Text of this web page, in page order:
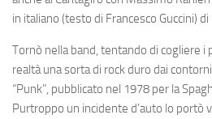
in italiano (testo di Francesco Guccini) di
Tornò nella band, tentando di cogliere i
realtà una sorta di rock duro dai
“Punk”, pubblicato nel 1978 per la
Purtroppo un incidente d’auto lo portò